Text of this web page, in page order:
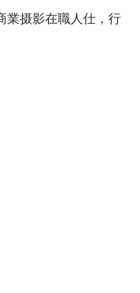
摄影在職人仕，行